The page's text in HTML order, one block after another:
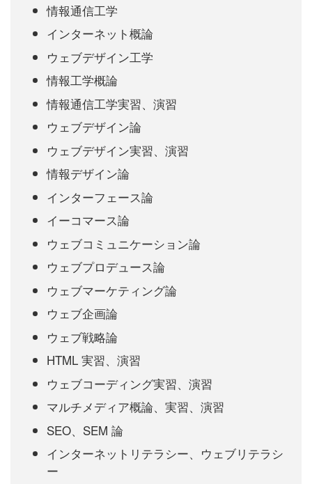
情報通信工学
インターネット概論
ウェブデザイン工学
情報工学概論
情報通信工学実習、演習
ウェブデザイン論
ウェブデザイン実習、演習
情報デザイン論
インターフェース論
イーコマース論
ウェブコミュニケーション論
ウェブプロデュース論
ウェブマーケティング論
ウェブ企画論
ウェブ戦略論
HTML 実習、演習
ウェブコーディング実習、演習
マルチメディア概論、実習、演習
SEO、SEM 論
インターネットリテラシー、ウェブリテラシ
ー